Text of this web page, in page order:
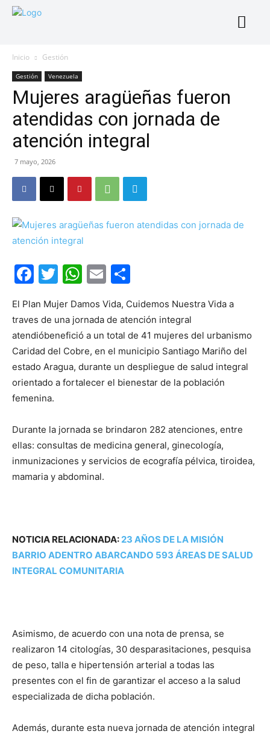
Inicio Gestión
Gestión Venezuela
Mujeres aragüeñas fueron
atendidas con jornada de
atención integral
7 mayo, 2026
Facebook
Twitter
WhatsApp
Email
El Plan Mujer Damos Vida, Cuidemos Nuestra Vida a
traves de una jornada de atención integral
atendióbenefició a un total de 41 mujeres del urbanismo
Caridad del Cobre, en el municipio Santiago Mariño del
estado Aragua, durante un despliegue de salud integral
orientado a fortalecer el bienestar de la población
femenina.
Durante la jornada se brindaron 282 atenciones, entre
ellas: consultas de medicina general, ginecología,
inmunizaciones y servicios de ecografía pélvica, tiroidea,
mamaria y abdominal.
NOTICIA RELACIONADA: 23 AÑOS DE LA MISIÓN
BARRIO ADENTRO ABARCANDO 593 ÁREAS DE SALUD
INTEGRAL COMUNITARIA
Asimismo, de acuerdo con una nota de prensa, se
realizaron 14 citologías, 30 desparasitaciones, pesquisa
de peso, talla e hipertensión arterial a todas las
presentes con el fin de garantizar el acceso a la salud
especializada de dicha población.
Además, durante esta nueva jornada de atención integral